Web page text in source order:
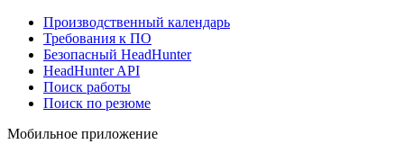
Производственный календарь
Требования к ПО
Безопасный HeadHunter
HeadHunter API
Поиск работы
Поиск по резюме
Мобильное приложение